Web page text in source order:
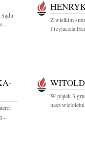
Z wielkim
Przyjaciela
W piątek 3
nasz